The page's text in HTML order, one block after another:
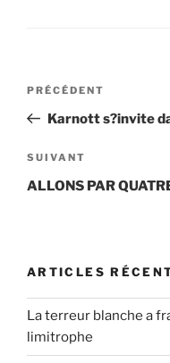
Navigation
l’article
Article
précédent
PRÉCÉDENT
Karnott s?invite
Article
suivant
SUIVANT
ALLONS PAR
ARTICLES
La terreur blanche a
limitrophe